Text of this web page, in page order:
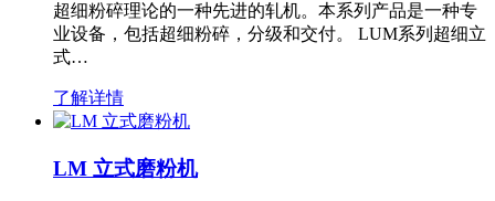
超细粉碎理论的一种先进的轧机。本系列产品是一种专
业设备，包括超细粉碎，分级和交付。 LUM系列超细立
式…
了解详情
LM 立式磨粉机